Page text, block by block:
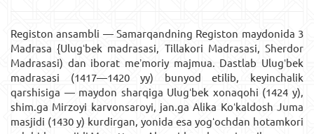
Registon ansambli — Samarqandning Registon maydonida 3
Madrasa {Ulugʻbek madrasasi, Tillakori Madrasasi, Sherdor
Madrasasi) dan iborat meʼmoriy majmua. Dastlab Ulugʻbek
madrasasi (1417—1420 yy) bunyod etilib, keyinchalik
qarshisiga — maydon sharqiga Ulugʻbek xonaqohi (1424 y),
shim.ga Mirzoyi karvonsaroyi, jan.ga Alika Koʻkaldosh Juma
masjidi (1430 y) kurdirgan, yonida esa yogʻochdan hotamkori